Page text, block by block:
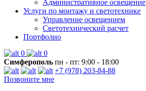
Административное освещение
Услуги по монтажу и светотехнике
Управление освещением
Светотехнический расчет
Портфолио
0
0
Симферополь пн - пт: 9:00 - 18:00
+7 (978) 203-84-88
Позвоните мне